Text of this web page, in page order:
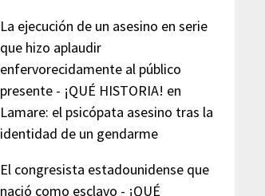
La ejecución de un asesino en serie
que hizo aplaudir
enfervorecidamente al público
presente - ¡QUÉ HISTORIA! en
Lamare: el psicópata asesino tras la
identidad de un gendarme
El congresista estadounidense que
nació como esclavo - ¡QUÉ